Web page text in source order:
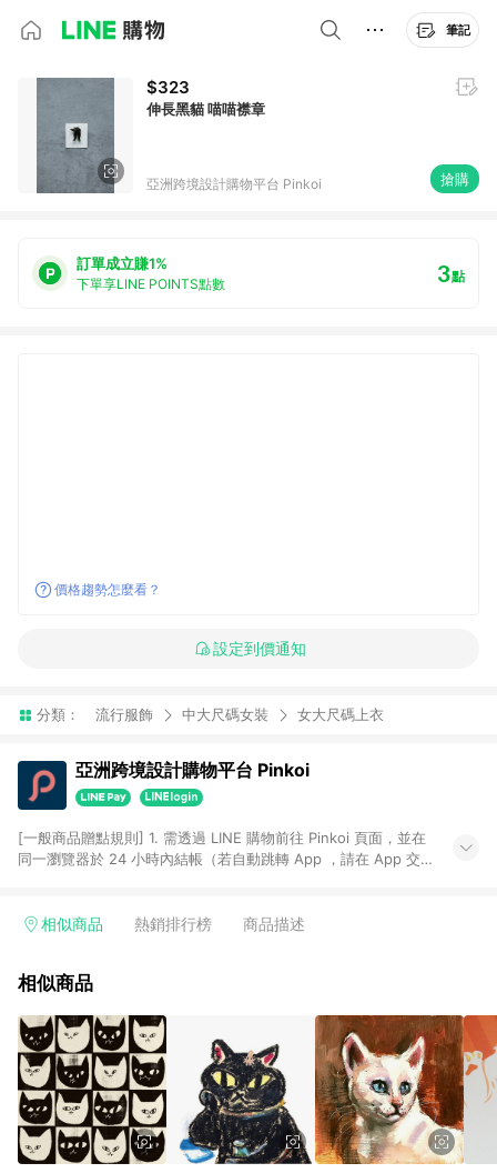
筆記
$323
伸長黑貓 喵喵襟章
亞洲跨境設計購物平台 Pinkoi 搶購
訂單成立賺1%
下單享LINE POINTS點數 3點
價格趨勢怎麼看？
設定到價通知
分類： 流行服飾 中大尺碼女裝 女大尺碼上衣
亞洲跨境設計購物平台 Pinkoi
[一般商品贈點規則] 1. 需透過 LINE 購物前往 Pinkoi 頁面，並在
同一瀏覽器於 24 小時內結帳（若自動跳轉 App ，請在 App 交
回饋訂單不得享有 Pinkoi 站方優惠，例如首購優惠，P coins，
行為，不具贈點資格，部分退款不在此限。 6. APP 請更新至
貨後 45 天後發送。 8. 群眾募資商品，禮物卡，開館保證金，補
運費，攤位費等不具贈點資格。 9. LINE 購物站上之商品規格、
顏色、價位、贈品如與 Pinkoi 商品資訊頁及購物車不符，以
Pinkoi 購物商品資訊頁及購物車標示為準。 10. 點數紅包使用規
則請以點數紅包活動說明為準。 11. 若於 LINE 購物前往 Pinkoi
頁面後才首次下載 Pinkoi APP 並完成訂單，不符合導購資格；承
上，首次下載 Pinkoi APP 後，需透過 LINE 購物前往 Pinkoi 頁
相似商品 熱銷排行榜 商品描述
相似商品